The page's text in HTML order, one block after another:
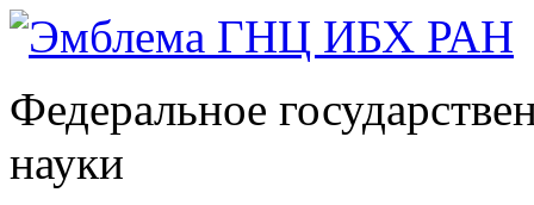
Федеральное
науки